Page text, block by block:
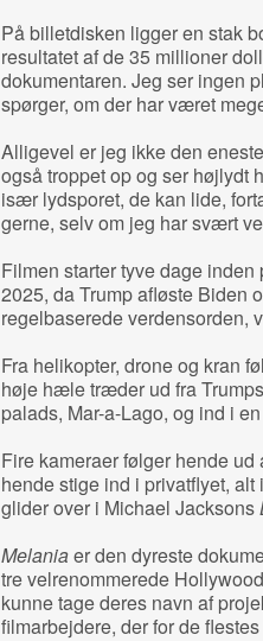
På billetdisken ligger en stak
resultatet af de 35 millioner
dokumentaren. Jeg ser ingen
spørger, om der har været
Alligevel er jeg ikke den
også troppet op og ser højlydt
især lydsporet, de kan lide,
gerne, selv om jeg har svært
Filmen starter tyve dage
2025, da Trump afløste Biden
regelbaserede verdensorden,
Fra helikopter, drone og kran
høje hæle træder ud fra
palads, Mar-a-Lago, og ind i
Fire kameraer følger hende
hende stige ind i privatflyet, alt
glider over i Michael Jacksons
Melaniaer den dyreste
tre velrenommerede
kunne tage deres navn af
filmarbejdere, der for de